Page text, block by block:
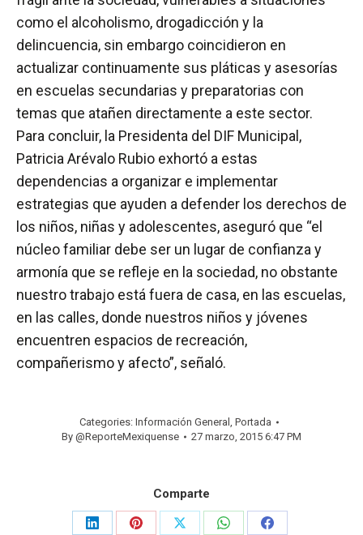
como el alcoholismo, drogadicción y la
delincuencia, sin embargo coincidieron en
actualizar continuamente sus pláticas y asesorías
en escuelas secundarias y preparatorias con
temas que atañen directamente a este sector.
Para concluir, la Presidenta del DIF Municipal,
Patricia Arévalo Rubio exhortó a estas
dependencias a organizar e implementar
estrategias que ayuden a defender los derechos de
los niños, niñas y adolescentes, aseguró que “el
núcleo familiar debe ser un lugar de confianza y
armonía que se refleje en la sociedad, no obstante
nuestro trabajo está fuera de casa, en las escuelas,
en las calles, donde nuestros niños y jóvenes
encuentren espacios de recreación,
compañerismo y afecto”, señaló.
Categories: Información General , Portada
By @ReporteMexiquense 27 marzo, 2015 6:47 PM
Comparte